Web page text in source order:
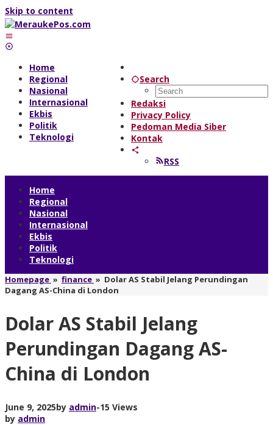
Skip to content
Search
Redaksi
Privacy Policy
Pedoman Media Siber
Kontak
RSS
Home
Regional
Nasional
Internasional
Ekbis
Politik
Teknologi
Home
Regional
Nasional
Internasional
Ekbis
Politik
Teknologi
Homepage » finance » Dolar AS Stabil Jelang Perundingan
Dagang AS-China di London
Dolar AS Stabil Jelang
Perundingan Dagang AS-
China di London
June 9, 2025by admin-15 Views
by admin